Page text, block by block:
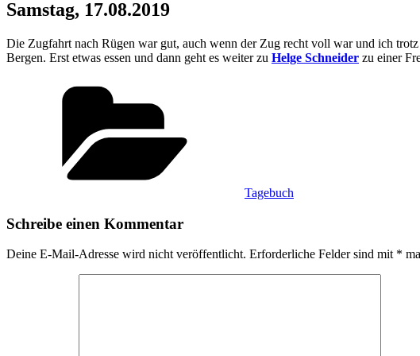
Samstag, 17.08.2019
Die Zugfahrt nach Rügen war gut, auch wenn der Zug recht voll war und ich
Bergen. Erst etwas essen und dann geht es weiter zu Helge Schneider zu einer
Tagebuch
Schreibe einen Kommentar
Deine E-Mail-Adresse wird nicht veröffentlicht. Erforderliche Felder sind mit *